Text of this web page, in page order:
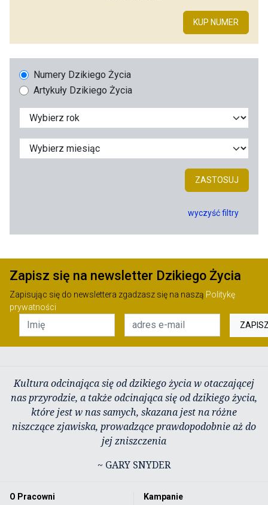
KUP NUMER
Numery Dzikiego Życia
Artykuły Dzikiego Życia
ZASTOSUJ
wyczyść filtry
Zapisz się na newsletter Dzikiego Życia
Zapisując się do newslettera zgadzasz się na naszą Politykę
prywatności
Kultura odcinająca się od dzikiego życia w otaczającej
nas przyrodzie, a także odcinająca się od dzikiego życia,
które jest w nas samych, skazana jest na różne
niszczące zjawiska, prowadzące prawdopodobnie aż do
jej zniszczenia
~ GARY SNYDER
O Pracowni
Kampanie